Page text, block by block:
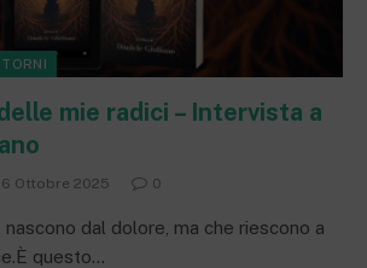
mie radici – Intervista a
6 Ottobre 2025 0
dal dolore, ma che riescono a
questo…